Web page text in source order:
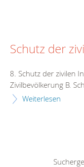
Schutz der
8. Schutz der zivilen
Zivilbevölkerung B.
Weiterlesen